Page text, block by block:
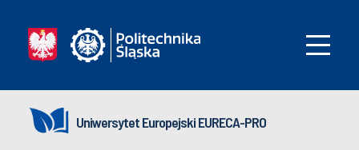
Uniwersytet Europejski EURECA-PRO